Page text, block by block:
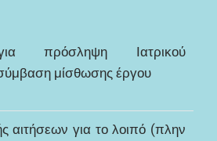
πρόσληψη Ιατρικού
μίσθωσης έργου
αιτήσεων για το λοιπό (πλην